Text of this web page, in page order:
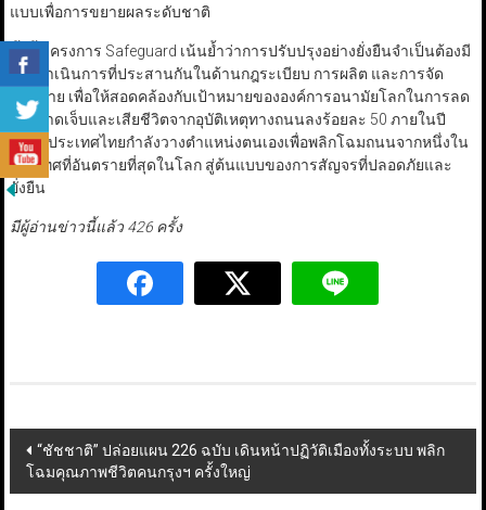
แบบเพื่อการขยายผลระดับชาติ
ทั้งนี้ โครงการ Safeguard เน้นย้ำว่าการปรับปรุงอย่างยั่งยืนจำเป็นต้องมี
การดำเนินการที่ประสานกันในด้านกฎระเบียบ การผลิต และการจัด
จำหน่าย เพื่อให้สอดคล้องกับเป้าหมายขององค์การอนามัยโลกในการลด
การบาดเจ็บและเสียชีวิตจากอุบัติเหตุทางถนนลงร้อยละ 50 ภายในปี
2573 ประเทศไทยกำลังวางตำแหน่งตนเองเพื่อพลิกโฉมถนนจากหนึ่งใน
ประเทศที่อันตรายที่สุดในโลก สู่ต้นแบบของการสัญจรที่ปลอดภัยและ
ยั่งยืน
มีผู้อ่านข่าวนี้แล้ว 426 ครั้ง
Post
navigation
“ชัชชาติ” ปล่อยแผน 226 ฉบับ เดินหน้าปฏิวัติเมืองทั้งระบบ พลิก
โฉมคุณภาพชีวิตคนกรุงฯ ครั้งใหญ่